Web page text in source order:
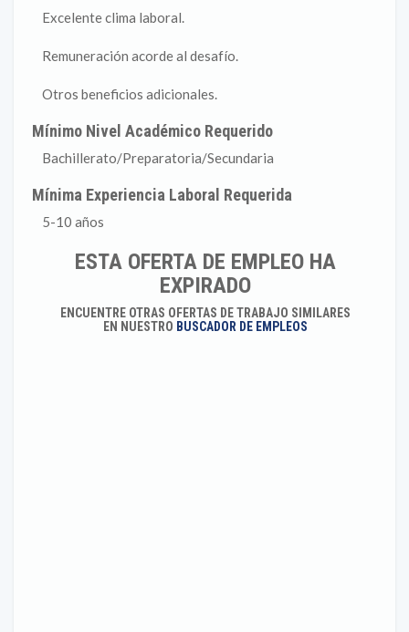
Excelente clima laboral.
Remuneración acorde al desafío.
Otros beneficios adicionales.
Mínimo Nivel Académico Requerido
Bachillerato/Preparatoria/Secundaria
Mínima Experiencia Laboral Requerida
5-10 años
ESTA OFERTA DE EMPLEO HA
EXPIRADO
ENCUENTRE OTRAS OFERTAS DE TRABAJO SIMILARES
EN NUESTRO BUSCADOR DE EMPLEOS